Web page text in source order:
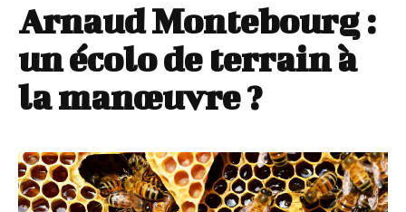
Arnaud Montebourg :
un écolo de terrain à
la manœuvre ?